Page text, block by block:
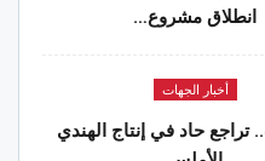
انطلاق مشروع…
أخبار الجهات
تراجع حاد في إنتاج الهندي